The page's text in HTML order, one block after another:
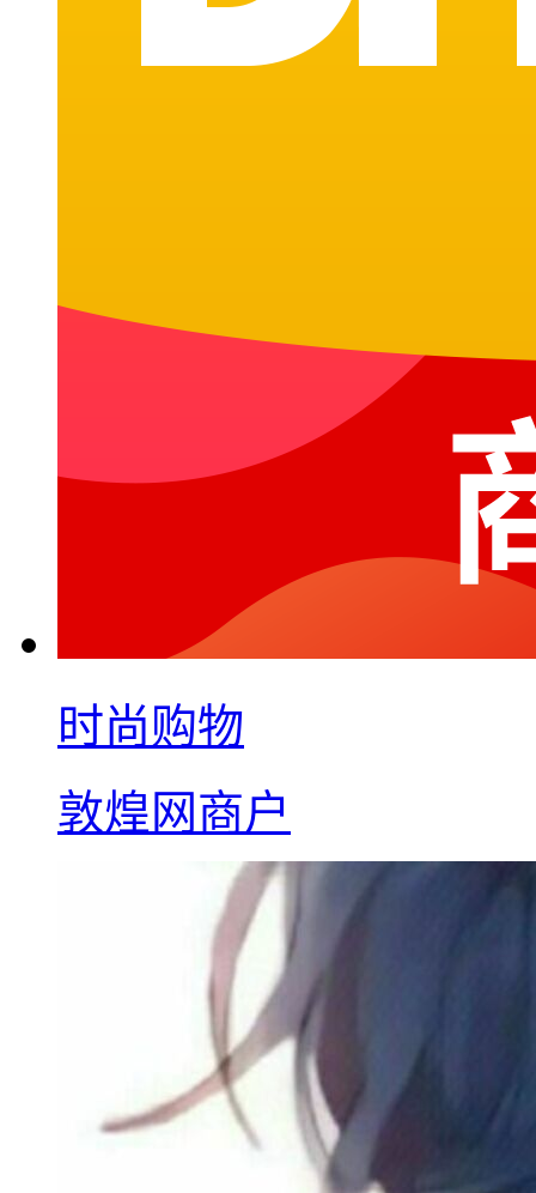
时尚购物
敦煌网商户